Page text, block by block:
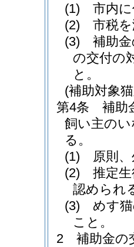
(1)
市内
(2)
市税
(3)
補助
の交付の
と。
(補助対象
第4条
補助
飼い主の
る。
(1)
原則
(2)
推定
認められ
(3)
めす
こと。
2
補助金の